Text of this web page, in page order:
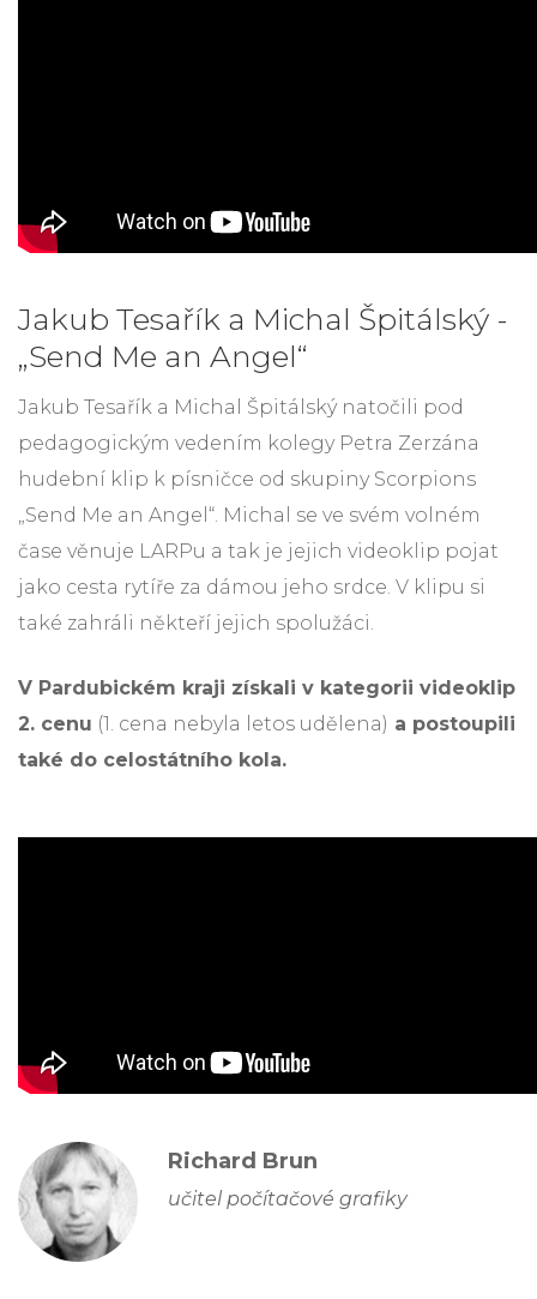
Jakub Tesařík a Michal Špitálský -
„Send Me an Angel“
Jakub Tesařík a Michal Špitálský natočili pod
pedagogickým vedením kolegy Petra Zerzána
hudební klip k písničce od skupiny Scorpions
„Send Me an Angel“. Michal se ve svém volném
čase věnuje LARPu a tak je jejich videoklip pojat
jako cesta rytíře za dámou jeho srdce. V klipu si
také zahráli někteří jejich spolužáci.
V Pardubickém kraji získali v kategorii videoklip
2. cenu (1. cena nebyla letos udělena) a postoupili
také do celostátního kola.
Richard Brun
učitel počítačové grafiky